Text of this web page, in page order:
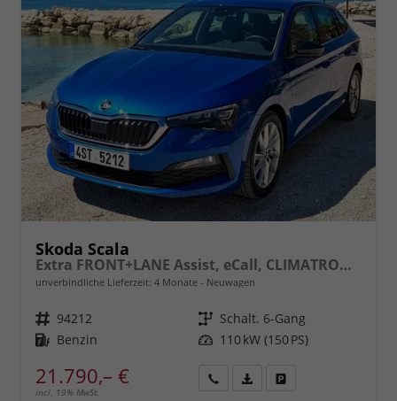
Skoda Scala
Extra FRONT+LANE Assist, eCall, CLIMATRONIC, Berganfahrassistent, FULL LED, Einparkhilfe, KESSY, Sitzhzg., Tempomat + Speedlimiter, ISOFIX, SmartLink, 16" ALU, uvm.
unverbindliche Lieferzeit: 4 Monate Neuwagen
Fahrzeugnr. 94212 Getriebe Schalt. 6-Gang
Kraftstoff Benzin Leistung 110 kW (150 PS)
21.790,– €
incl. 19% MwSt.